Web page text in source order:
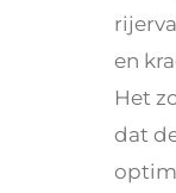
en
Het
dat